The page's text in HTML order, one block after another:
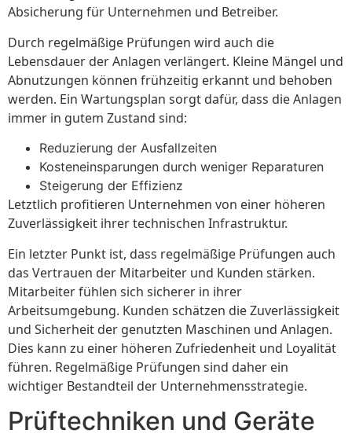
Absicherung für Unternehmen und Betreiber.
Durch regelmäßige Prüfungen wird auch die
Lebensdauer der Anlagen verlängert. Kleine Mängel und
Abnutzungen können frühzeitig erkannt und behoben
werden. Ein Wartungsplan sorgt dafür, dass die Anlagen
immer in gutem Zustand sind:
Reduzierung der Ausfallzeiten
Kosteneinsparungen durch weniger Reparaturen
Steigerung der Effizienz
Letztlich profitieren Unternehmen von einer höheren
Zuverlässigkeit ihrer technischen Infrastruktur.
Ein letzter Punkt ist, dass regelmäßige Prüfungen auch
das Vertrauen der Mitarbeiter und Kunden stärken.
Mitarbeiter fühlen sich sicherer in ihrer
Arbeitsumgebung. Kunden schätzen die Zuverlässigkeit
und Sicherheit der genutzten Maschinen und Anlagen.
Dies kann zu einer höheren Zufriedenheit und Loyalität
führen. Regelmäßige Prüfungen sind daher ein
wichtiger Bestandteil der Unternehmensstrategie.
Prüftechniken und Geräte